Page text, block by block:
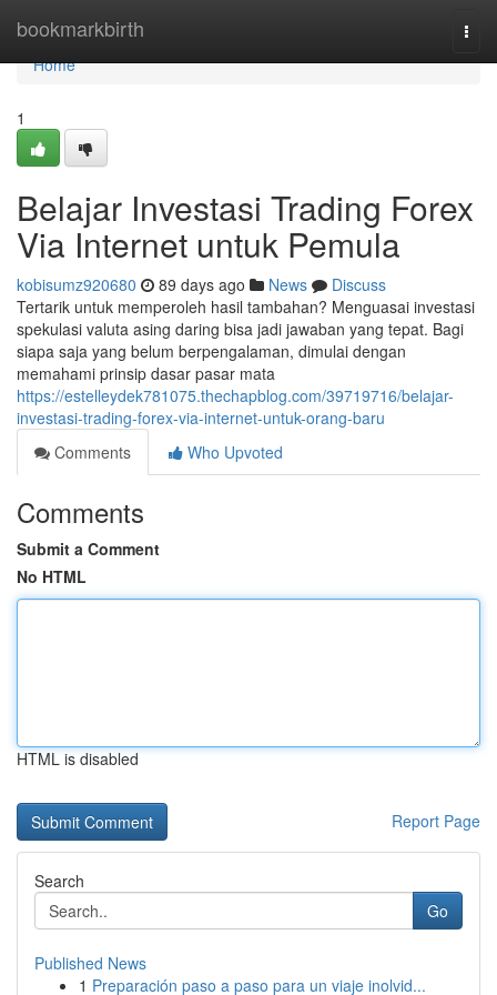
bookmarkbirth
Home
Home
1
Belajar Investasi Trading Forex
Via Internet untuk Pemula
kobisumz920680 89 days ago News
Discuss
Tertarik untuk memperoleh hasil tambahan? Menguasai investasi
spekulasi valuta asing daring bisa jadi jawaban yang tepat. Bagi
siapa saja yang belum berpengalaman, dimulai dengan
memahami prinsip dasar pasar mata
https://estelleydek781075.thechapblog.com/39719716/belajar-
investasi-trading-forex-via-internet-untuk-orang-baru
Comments
Who Upvoted
Comments
Submit a Comment
No HTML
HTML is disabled
Report Page
Search
Go
Published News
1 Preparación paso a paso para un viaje inolvid...